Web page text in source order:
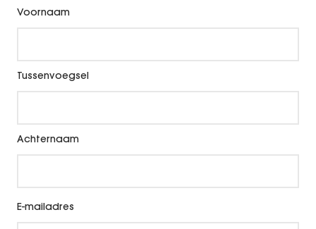
Voornaam
Tussenvoegsel
Achternaam
E-mailadres